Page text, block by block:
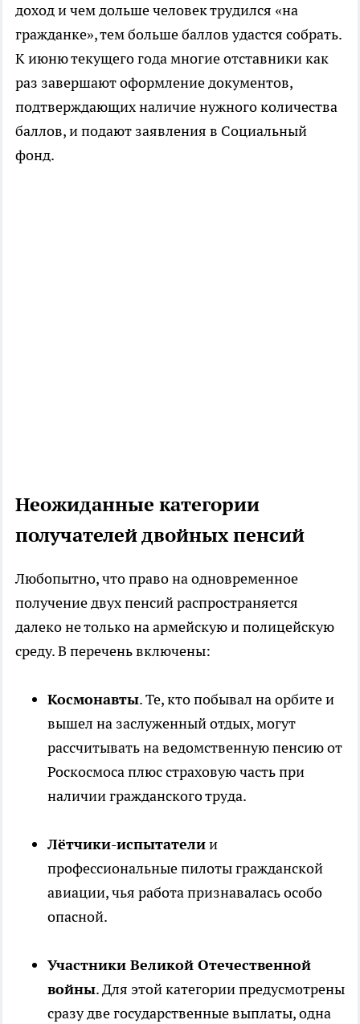
доход и чем дольше человек трудился «на
гражданке», тем больше баллов удастся собрать.
К июню текущего года многие отставники как
раз завершают оформление документов,
подтверждающих наличие нужного количества
баллов, и подают заявления в Социальный
фонд.
Неожиданные категории
получателей двойных пенсий
Любопытно, что право на одновременное
получение двух пенсий распространяется
далеко не только на армейскую и полицейскую
среду. В перечень включены:
Космонавты. Те, кто побывал на орбите и
вышел на заслуженный отдых, могут
рассчитывать на ведомственную пенсию от
Роскосмоса плюс страховую часть при
наличии гражданского труда.
Лётчики-испытателии
профессиональные пилоты гражданской
авиации, чья работа признавалась особо
опасной.
Участники Великой Отечественной
войны. Для этой категории предусмотрены
сразу две государственные выплаты, одна